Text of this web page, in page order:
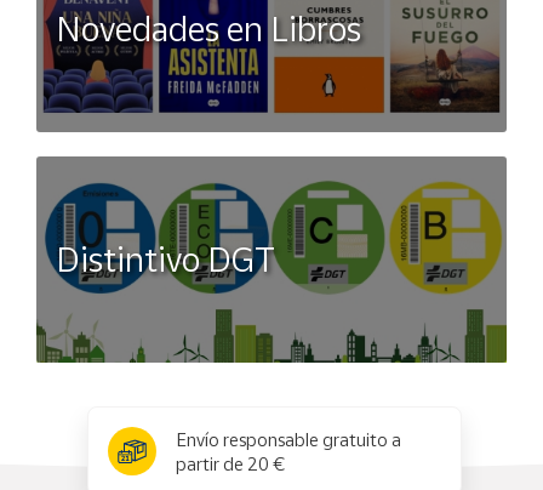
Novedades en Libros
Distintivo DGT
Envío responsable gratuito a
partir de 20 €